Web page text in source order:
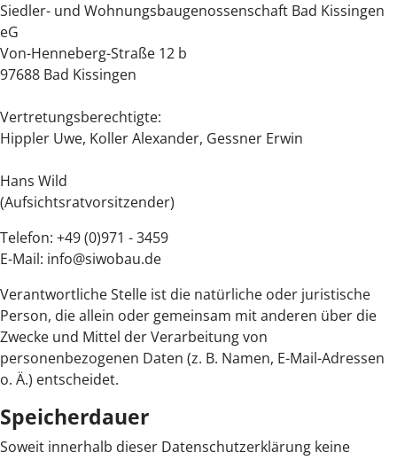
Siedler- und Wohnungsbaugenossenschaft Bad Kissingen
eG
Von-Henneberg-Straße 12 b
97688 Bad Kissingen
Vertretungsberechtigte:
Hippler Uwe, Koller Alexander, Gessner Erwin
Hans Wild
(Aufsichtsratvorsitzender)
Telefon: +49 (0)971 - 3459
E-Mail: info@siwobau.de
Verantwortliche Stelle ist die natürliche oder juristische
Person, die allein oder gemeinsam mit anderen über die
Zwecke und Mittel der Verarbeitung von
personenbezogenen Daten (z. B. Namen, E-Mail-Adressen
o. Ä.) entscheidet.
Speicherdauer
Soweit innerhalb dieser Datenschutzerklärung keine